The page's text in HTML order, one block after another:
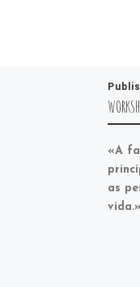
«A
as